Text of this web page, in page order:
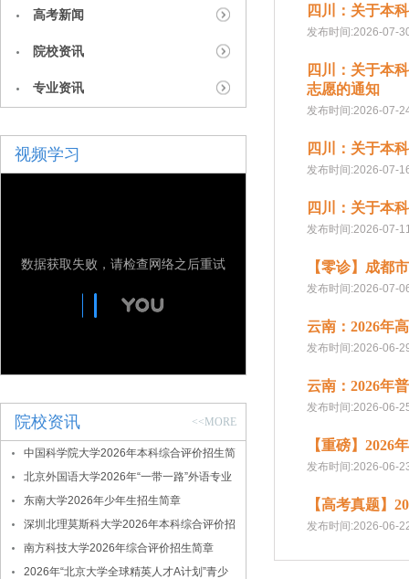
高考新闻
院校资讯
专业资讯
视频学习
数据获取失败，请检查网络之后重试
院校资讯 <<MORE
中国科学院大学2026年本科综合评价招生简
章
北京外国语大学2026年“一带一路”外语专业
综合评价招生简章
东南大学2026年少年生招生简章
深圳北理莫斯科大学2026年本科综合评价招
生简章
南方科技大学2026年综合评价招生简章
2026年“北京大学全球精英人才A计划”青少
四川：关于本
发布时间:2026-07-
四川：关于本
志愿的通知
发布时间:2026-07-
四川：关于本
发布时间:2026-07-
四川：关于本
发布时间:2026-07-
【零诊】成都
发布时间:2026-07-
云南：2026年
发布时间:2026-06-
云南：2026年
发布时间:2026-06-
【重磅】2026
发布时间:2026-06-
【高考真题】
发布时间:2026-06-